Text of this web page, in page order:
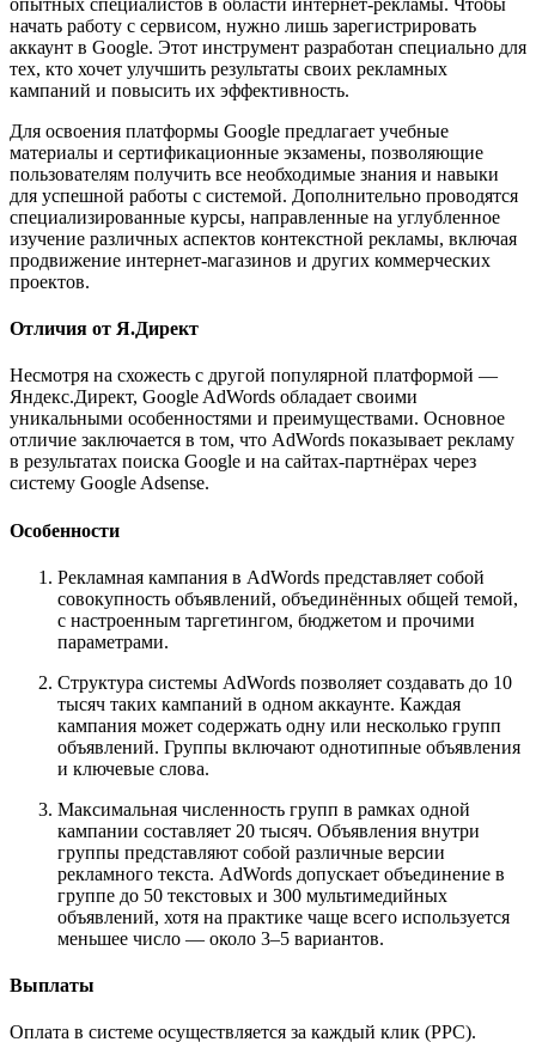
начать работу с сервисом, нужно лишь зарегистрировать
аккаунт в Google. Этот инструмент разработан специально для
тех, кто хочет улучшить результаты своих рекламных
кампаний и повысить их эффективность.
Для освоения платформы Google предлагает учебные
материалы и сертификационные экзамены, позволяющие
пользователям получить все необходимые знания и навыки
для успешной работы с системой. Дополнительно проводятся
специализированные курсы, направленные на углубленное
изучение различных аспектов контекстной рекламы, включая
продвижение интернет-магазинов и других коммерческих
проектов.
Отличия от Я.Директ
Несмотря на схожесть с другой популярной платформой —
Яндекс.Директ, Google AdWords обладает своими
уникальными особенностями и преимуществами. Основное
отличие заключается в том, что AdWords показывает рекламу
в результатах поиска Google и на сайтах-партнёрах через
систему Google Adsense.
Особенности
Рекламная кампания в AdWords представляет собой
совокупность объявлений, объединённых общей темой,
с настроенным таргетингом, бюджетом и прочими
параметрами.
Структура системы AdWords позволяет создавать до 10
тысяч таких кампаний в одном аккаунте. Каждая
кампания может содержать одну или несколько групп
объявлений. Группы включают однотипные объявления
и ключевые слова.
Максимальная численность групп в рамках одной
кампании составляет 20 тысяч. Объявления внутри
группы представляют собой различные версии
рекламного текста. AdWords допускает объединение в
группе до 50 текстовых и 300 мультимедийных
объявлений, хотя на практике чаще всего используется
меньшее число — около 3–5 вариантов.
Выплаты
Оплата в системе осуществляется за каждый клик (PPC).